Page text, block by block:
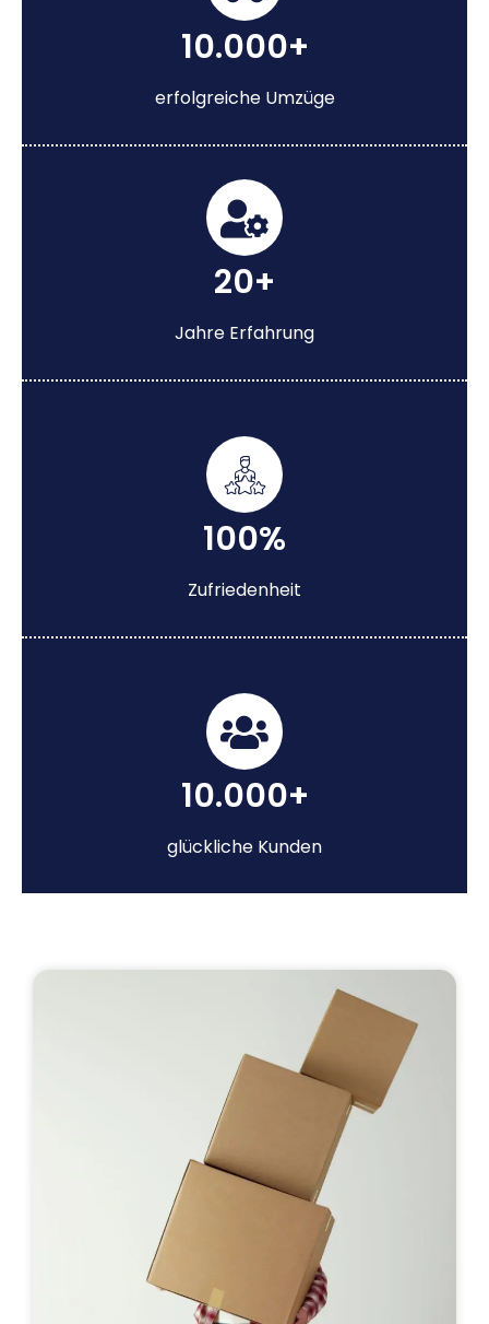
10.000+
erfolgreiche Umzüge
20+
Jahre Erfahrung
100%
Zufriedenheit
10.000+
glückliche Kunden